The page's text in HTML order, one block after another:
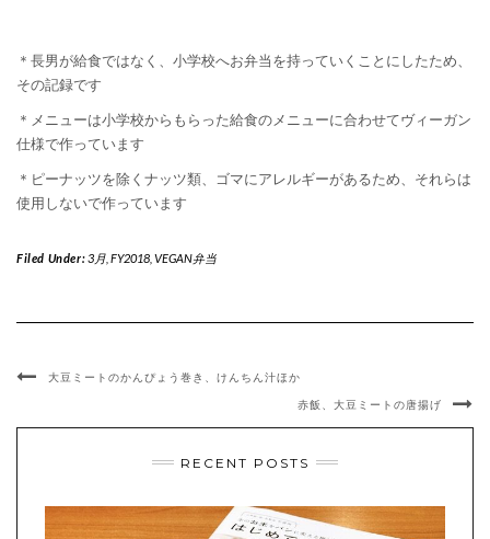
＊長男が給食ではなく、小学校へお弁当を持っていくことにしたため、
その記録です
＊メニューは小学校からもらった給食のメニューに合わせてヴィーガン
仕様で作っています
＊ピーナッツを除くナッツ類、ゴマにアレルギーがあるため、それらは
使用しないで作っています
Filed Under:3月, FY2018, VEGAN弁当
大豆ミートのかんぴょう巻き、けんちん汁ほか
赤飯、大豆ミートの唐揚げ
RECENT POSTS